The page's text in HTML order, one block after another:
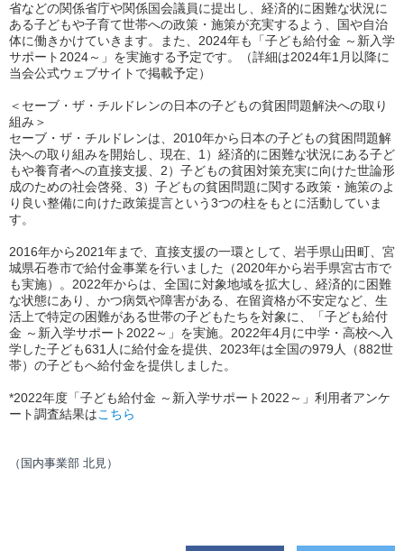
省などの関係省庁や関係国会議員に提出し、経済的に困難な状況に
ある子どもや子育て世帯への政策・施策が充実するよう、国や自治
体に働きかけていきます。また、2024年も「子ども給付金 ～新入学
サポート2024～」を実施する予定です。（詳細は2024年1月以降に
当会公式ウェブサイトで掲載予定）
＜セーブ・ザ・チルドレンの日本の子どもの貧困問題解決への取り
組み＞
セーブ・ザ・チルドレンは、2010年から日本の子どもの貧困問題解
決への取り組みを開始し、現在、1）経済的に困難な状況にある子ど
もや養育者への直接支援、2）子どもの貧困対策充実に向けた世論形
成のための社会啓発、3）子どもの貧困問題に関する政策・施策のよ
り良い整備に向けた政策提言という3つの柱をもとに活動していま
す。
2016年から2021年まで、直接支援の一環として、岩手県山田町、宮
城県石巻市で給付金事業を行いました（2020年から岩手県宮古市で
も実施）。2022年からは、全国に対象地域を拡大し、経済的に困難
な状態にあり、かつ病気や障害がある、在留資格が不安定など、生
活上で特定の困難がある世帯の子どもたちを対象に、「子ども給付
金 ～新入学サポート2022～」を実施。2022年4月に中学・高校へ入
学した子ども631人に給付金を提供、2023年は全国の979人（882世
帯）の子どもへ給付金を提供しました。
*2022年度「子ども給付金 ～新入学サポート2022～」利用者アンケ
ート調査結果はこちら
（国内事業部 北見）